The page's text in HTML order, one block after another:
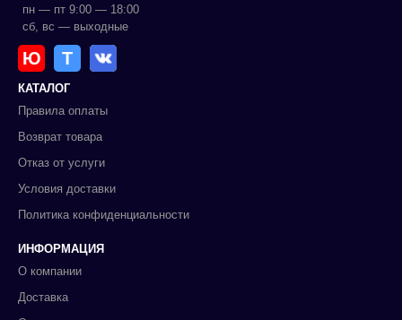
пн — пт 9:00 — 18:00
сб, вс — выходные
Ю Т
КАТАЛОГ
Правила оплаты
Возврат товара
Отказ от услуги
Условия доставки
Политика конфиденциальности
ИНФОРМАЦИЯ
О компании
Доставка